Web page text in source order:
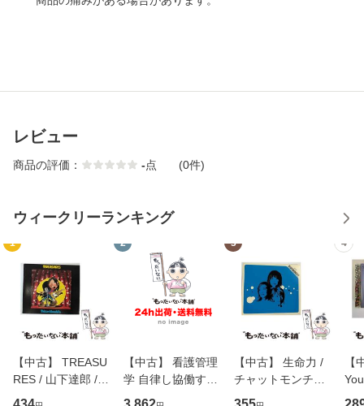
レビュー
商品の評価： -点 (0件)
ウィークリーランキング
1
【中古】 TREASU
RES / 山下達郎 /
イーストウエス
2
【中古】 看護管理
学 自律し協働する
専門職の看護マネ
3
【中古】 生命力 /
チャットモンチー /
キューンレコード
4
【
のが